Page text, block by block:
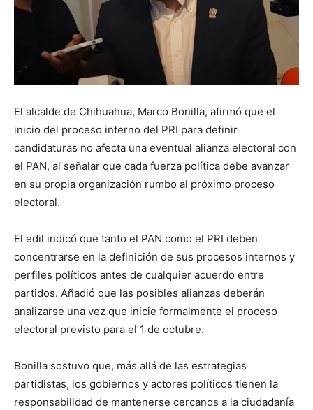
El alcalde de Chihuahua, Marco Bonilla, afirmó que el
inicio del proceso interno del PRI para definir
candidaturas no afecta una eventual alianza electoral con
el PAN, al señalar que cada fuerza política debe avanzar
en su propia organización rumbo al próximo proceso
electoral.
El edil indicó que tanto el PAN como el PRI deben
concentrarse en la definición de sus procesos internos y
perfiles políticos antes de cualquier acuerdo entre
partidos. Añadió que las posibles alianzas deberán
analizarse una vez que inicie formalmente el proceso
electoral previsto para el 1 de octubre.
Bonilla sostuvo que, más allá de las estrategias
partidistas, los gobiernos y actores políticos tienen la
responsabilidad de mantenerse cercanos a la ciudadanía